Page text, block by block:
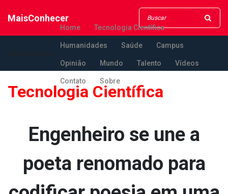
MaisConhecer
Home Tecnologia Científica
Humanidades Saúde Campus
Opinião Mundo Talento Vídeos
Contato Sobre
Tecnologia Científica
Engenheiro se une a
poeta renomado para